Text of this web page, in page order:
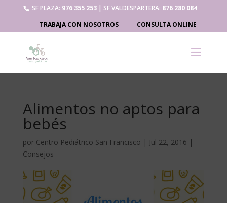
SF PLAZA: 976 355 253| SF VALDESPARTERA: 876 280 084
TRABAJA CON NOSOTROS
CONSULTA ONLINE
Alimentos no aptos para
bebés
por Centro Pediátrico San Francisco | Jul 22, 2016 |
Consejos